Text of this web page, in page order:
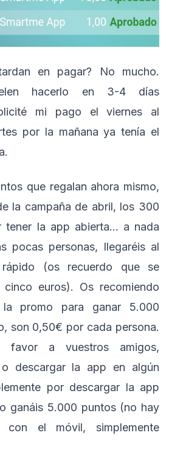
en pagar? No mucho.
hacerlo en 3-4 días
mi pago el viernes al
por la mañana ya tenía el
que regalan ahora mismo,
la campaña de abril, los 300
tener la app abierta… a nada
pocas personas, llegaréis al
rápido (os recuerdo que se
euros). Os recomiendo
la promo para ganar 5.000
son 0,50€ por cada persona.
favor a vuestros amigos,
o descargar la app en algún
por descargar la app
ganáis 5.000 puntos (no hay
el móvil, simplemente